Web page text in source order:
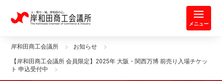
岸和田商工会議所 | 人・祭り・城。
メニュー
岸和田商工会議所 お知らせ
【岸和田商工会議所 会員限定】2025年 大阪・関西万博 前売り入場チケッ
ト 申込受付中